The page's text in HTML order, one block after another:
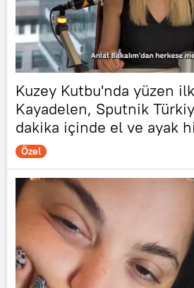
Kuzey Kutbu'nda yüzen
Kayadelen, Sputnik
dakika içinde el ve ayak
Özel